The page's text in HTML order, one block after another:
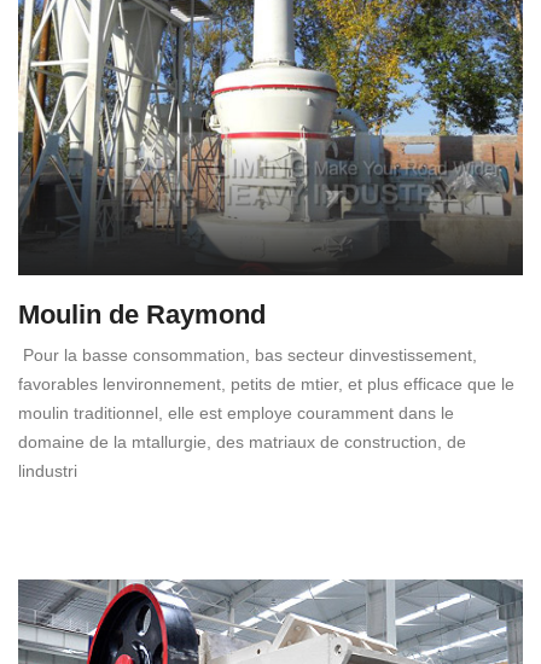
Moulin de Raymond
Pour la basse consommation, bas secteur dinvestissement,
favorables lenvironnement, petits de mtier, et plus efficace que le
moulin traditionnel, elle est employe couramment dans le
domaine de la mtallurgie, des matriaux de construction, de
lindustri